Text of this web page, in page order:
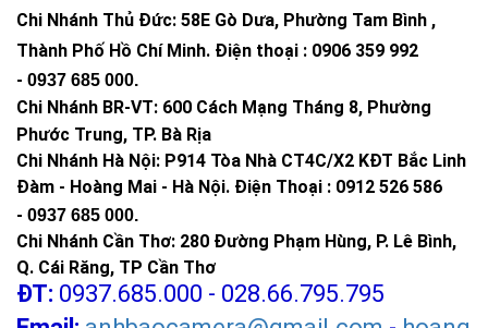
Chi Nhánh Thủ Đức: 58E Gò Dưa, Phường Tam Bình ,
Thành Phố Hồ Chí Minh. Điện thoại : 0906 359 992
- 0937 685 000.
Chi Nhánh BR-VT: 600 Cách Mạng Tháng 8, Phường
Phước Trung, TP. Bà Rịa
Chi Nhánh Hà Nội: P914 Tòa Nhà CT4C/X2 KĐT Bắc Linh
Đàm - Hoàng Mai - Hà Nội. Điện Thoại : 0912 526 586
- 0937 685 000.
Chi Nhánh Cần Thơ: 280 Đường Phạm Hùng, P. Lê Bình,
Q. Cái Răng, TP Cần Thơ
ĐT: 0937.685.000 - 028.66.795.795